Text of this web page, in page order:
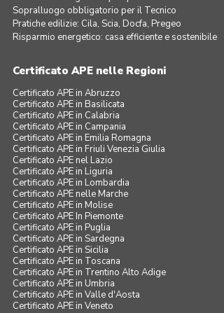
Sopralluogo obbligatorio per il Tecnico
Pratiche edilizie: Cila, Scia, Docfa, Pregeo
Risparmio energetico: casa efficiente e sostenibile
Certificato APE nelle Regioni
Certificato APE in Abruzzo
Certificato APE in Basilicata
Certificato APE in Calabria
Certificato APE in Campania
Certificato APE in Emilia Romagna
Certificato APE in Friuli Venezia Giulia
Certificato APE nel Lazio
Certificato APE in Liguria
Certificato APE in Lombardia
Certificato APE nelle Marche
Certificato APE in Molise
Certificato APE In Piemonte
Certificato APE in Puglia
Certificato APE in Sardegna
Certificato APE in Sicilia
Certificato APE in Toscana
Certificato APE in Trentino Alto Adige
Certificato APE in Umbria
Certificato APE in Valle d'Aosta
Certificato APE in Veneto